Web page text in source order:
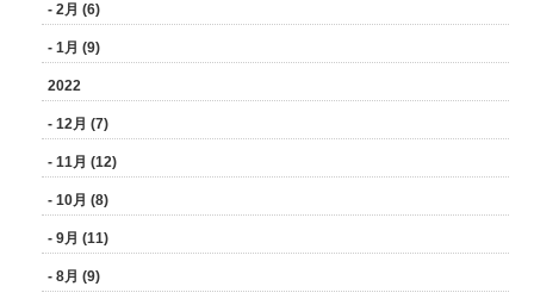
- 2月 (6)
- 1月 (9)
2022
- 12月 (7)
- 11月 (12)
- 10月 (8)
- 9月 (11)
- 8月 (9)